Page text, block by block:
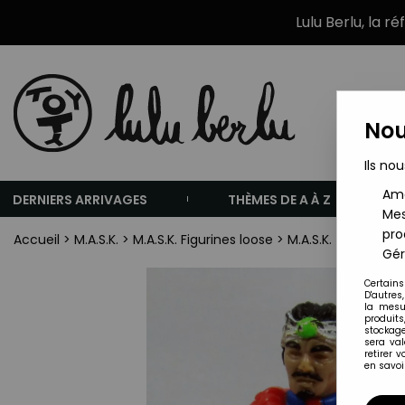
Lulu Berlu, la
DERNIERS ARRIVAGES THÈMES DE A À Z
Accueil > M.A.S.K. > M.A.S.K. Figurines loose > M.A.S.K. -
Ils
la
sera
retirer
en